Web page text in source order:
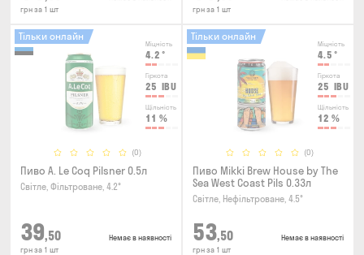
грн за 1 шт грн за 1 шт
Міцність
4.2 °
Гіркота
25 IBU
Щільність
11 %
(0)
Тільки онлайн
Пиво A. Le Coq Pilsner 0.5л
Світле, Фільтроване, 4.2°
39,50
грн за 1 шт
Немає в наявності
Міцність
4.5 °
Гіркота
25 IBU
Щільність
12 %
(0)
Тільки онлайн
Пиво Mikki Brew House by The
Sea West Coast Pils 0.33л
Світле, Нефільтроване, 4.5°
53,50
грн за 1 шт
Немає в наявності